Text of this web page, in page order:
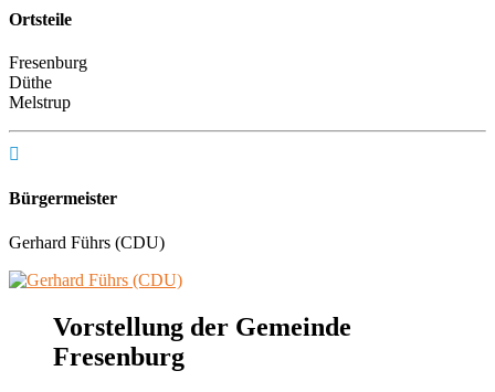
Ortsteile
Fresenburg
Düthe
Melstrup

Bürgermeister
Gerhard Führs (CDU)
Vorstellung der Gemeinde
Fresenburg